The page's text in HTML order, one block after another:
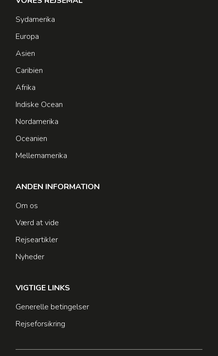
Sydamerika
Europa
Asien
Caribien
Afrika
Indiske Ocean
Nordamerika
Oceanien
Mellemamerika
ANDEN INFORMATION
Om os
Værd at vide
Rejseartikler
Nyheder
VIGTIGE LINKS
Generelle betingelser
Rejseforsikring